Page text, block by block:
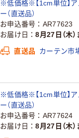
※低価格※【1cm単位】
ー（直送品）
お申込番号
AR77623
お届け日
8月27日（木）
直送品 カーテン市
※低価格※【1cm単位】
ー（直送品）
お申込番号
AR77624
お届け日
8月27日（木）